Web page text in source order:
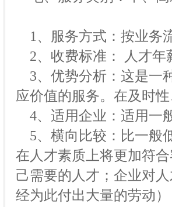
1、服务方式：按业务
2、收费标准： 人才年
3、优势分析：这是一
应价值的服务。在及时
4、适用企业：适用一
5、横向比较：比一般
在人才素质上将更加符
己需要的人才；企业对
经为此付出大量的劳动